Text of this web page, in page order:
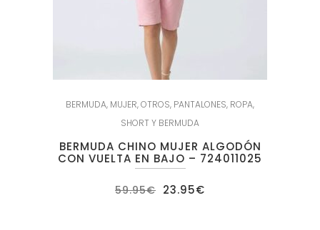
BERMUDA, MUJER,OTROS, PANTALONES, ROPA,
SHORT Y BERMUDA
BERMUDA CHINO MUJER ALGODÓN
CON VUELTA EN BAJO – 724011025
59.95€ El
precio
23.95€